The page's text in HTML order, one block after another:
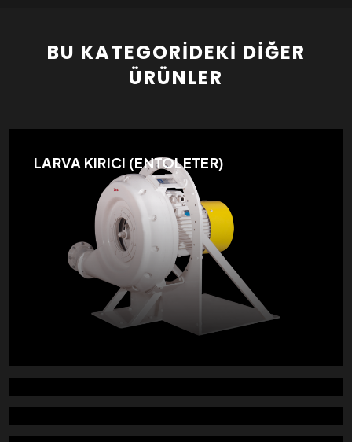
BU KATEGORIDEKI DIĞER
ÜRÜNLER
LARVA KIRICI (ENTOLETER)
LARVA KIRICI (ENTOLETER)